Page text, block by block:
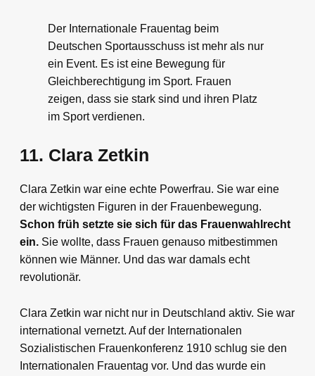
Der Internationale Frauentag beim
Deutschen Sportausschuss ist mehr als nur
ein Event. Es ist eine Bewegung für
Gleichberechtigung im Sport. Frauen
zeigen, dass sie stark sind und ihren Platz
im Sport verdienen.
11. Clara Zetkin
Clara Zetkin war eine echte Powerfrau. Sie war eine
der wichtigsten Figuren in der Frauenbewegung.
Schon früh setzte sie sich für das Frauenwahlrecht
ein. Sie wollte, dass Frauen genauso mitbestimmen
können wie Männer. Und das war damals echt
revolutionär.
Clara Zetkin war nicht nur in Deutschland aktiv. Sie war
international vernetzt. Auf der Internationalen
Sozialistischen Frauenkonferenz 1910 schlug sie den
Internationalen Frauentag vor. Und das wurde ein